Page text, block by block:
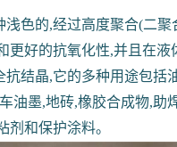
浅色的,经过高度聚合(二聚
更好的抗氧化性,并且在液
抗结晶,它的多种用途包括
油墨,地砖,橡胶合成物,助
剂和保护涂料。